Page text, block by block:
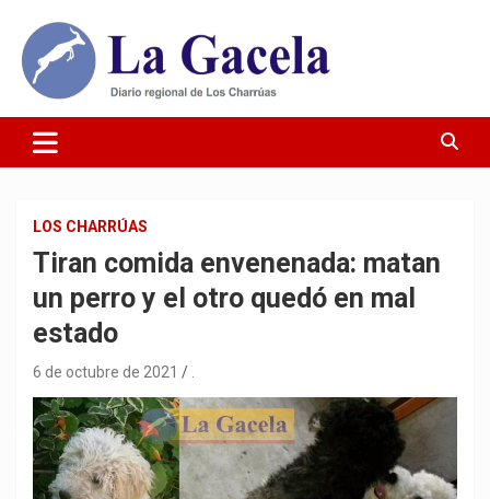
contenido
Diario La Gacela
LOS CHARRÚAS
Tiran comida envenenada: matan
un perro y el otro quedó en mal
estado
6 de octubre de 2021